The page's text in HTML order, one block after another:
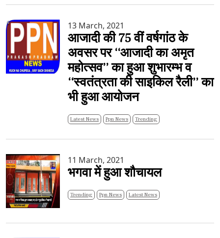
13 March, 2021
आजादी की 75 वीं वर्षगांठ के
अवसर पर ‘‘आजादी का अमृत
महोत्सव’’ का हुआ शुभारम्भ व
‘‘स्वतंत्रता की साइकिल रैली’’ का
भी हुआ आयोजन
Latest News Ppn News Trending
11 March, 2021
भगवा में हुआ शौचायल
Trending Ppn News Latest News